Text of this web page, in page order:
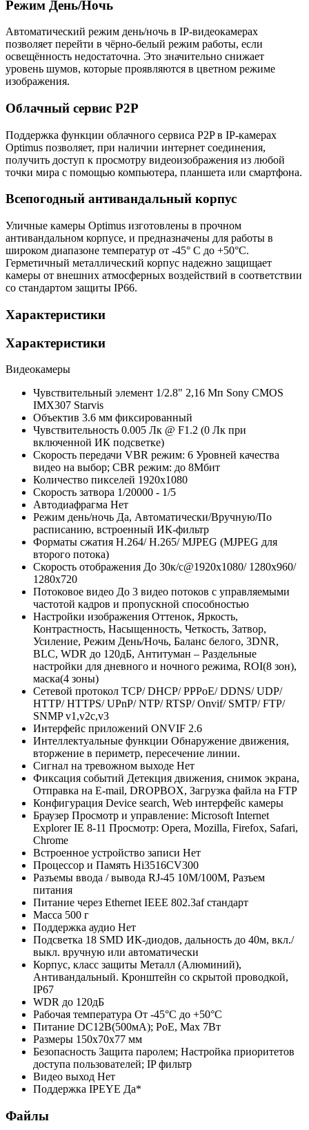
Режим День/Ночь
Автоматический режим день/ночь в IP-видеокамерах
позволяет перейти в чёрно-белый режим работы, если
освещённость недостаточна. Это значительно снижает
уровень шумов, которые проявляются в цветном режиме
изображения.
Облачный сервис P2P
Поддержка функции облачного сервиса P2P в IP-камерах
Optimus позволяет, при наличии интернет соединения,
получить доступ к просмотру видеоизображения из любой
точки мира с помощью компьютера, планшета или смартфона.
Всепогодный антивандальный корпус
Уличные камеры Optimus изготовлены в прочном
антивандальном корпусе, и предназначены для работы в
широком диапазоне температур от -45° C до +50°C.
Герметичный металлический корпус надежно защищает
камеры от внешних атмосферных воздействий в соответствии
со стандартом защиты IP66.
Характеристики
Характеристики
Видеокамеры
Чувствительный элемент 1/2.8" 2,16 Мп Sony CMOS
IMX307 Starvis
Объектив 3.6 мм фиксированный
Чувствительность 0.005 Лк @ F1.2 (0 Лк при
включенной ИК подсветке)
Скорость передачи VBR режим: 6 Уровней качества
видео на выбор; CBR режим: до 8Мбит
Количество пикселей 1920х1080
Скорость затвора 1/20000 - 1/5
Автодиафрагма Нет
Режим день/ночь Да, Автоматически/Вручную/По
расписанию, встроенный ИК-фильтр
Форматы сжатия Н.264/ H.265/ MJPEG (MJPEG для
второго потока)
Скорость отображения До 30к/с@1920х1080/ 1280х960/
1280х720
Потоковое видео До 3 видео потоков с управляемыми
частотой кадров и пропускной способностью
Настройки изображения Оттенок, Яркость,
Контрастность, Насыщенность, Четкость, Затвор,
Усиление, Режим День/Ночь, Баланс белого, 3DNR,
BLC, WDR до 120дБ, Антитуман – Раздельные
настройки для дневного и ночного режима, ROI(8 зон),
маска(4 зоны)
Сетевой протокол TCP/ DHCP/ PPPoE/ DDNS/ UDP/
HTTP/ HTTPS/ UPnP/ NTP/ RTSP/ Onvif/ SMTP/ FTP/
SNMP v1,v2c,v3
Интерфейс приложений ONVIF 2.6
Интеллектуальные функции Обнаружение движения,
вторжение в периметр, пересечение линии.
Сигнал на тревожном выходе Нет
Фиксация событий Детекция движения, снимок экрана,
Отправка на E-mail, DROPBOX, Загрузка файла на FTP
Конфигурация Device search, Web интерфейс камеры
Браузер Просмотр и управление: Microsoft Internet
Explorer IE 8-11 Просмотр: Opera, Mozilla, Firefox, Safari,
Chrome
Встроенное устройство записи Нет
Процессор и Память Hi3516CV300
Разъемы ввода / вывода RJ-45 10M/100M, Разъем
питания
Питание через Ethernet IEEE 802.3af стандарт
Масса 500 г
Поддержка аудио Нет
Подсветка 18 SMD ИК-диодов, дальность до 40м, вкл./
выкл. вручную или автоматически
Корпус, класс защиты Металл (Алюминий),
Антивандальный. Кронштейн со скрытой проводкой,
IР67
WDR до 120дБ
Рабочая температура От -45°С до +50°С
Питание DC12В(500мА); РоЕ, Мах 7Вт
Размеры 150х70х77 мм
Безопасность Защита паролем; Настройка приоритетов
доступа пользователей; IP фильтр
Видео выход Нет
Поддержка IPEYE Да*
Файлы